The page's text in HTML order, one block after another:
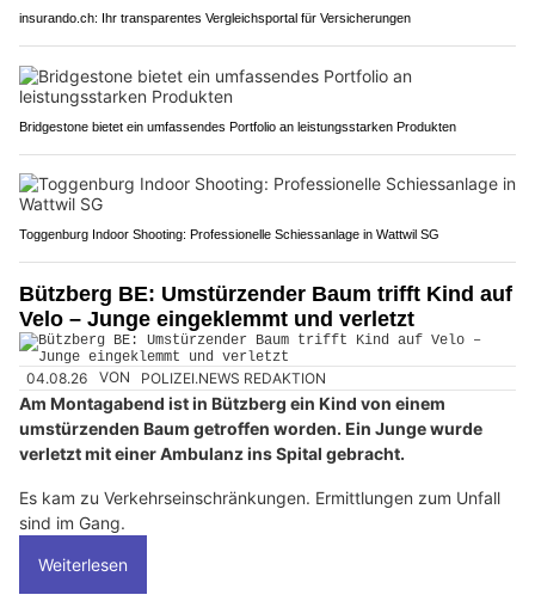
insurando.ch: Ihr transparentes Vergleichsportal für Versicherungen
Bridgestone bietet ein umfassendes Portfolio an leistungsstarken Produkten
Toggenburg Indoor Shooting: Professionelle Schiessanlage in Wattwil SG
Bützberg BE: Umstürzender Baum trifft Kind auf
Velo – Junge eingeklemmt und verletzt
04.08.26 VON POLIZEI.NEWS REDAKTION
Am Montagabend ist in Bützberg ein Kind von einem
umstürzenden Baum getroffen worden. Ein Junge wurde
verletzt mit einer Ambulanz ins Spital gebracht.
Es kam zu Verkehrseinschränkungen. Ermittlungen zum Unfall
sind im Gang.
Weiterlesen